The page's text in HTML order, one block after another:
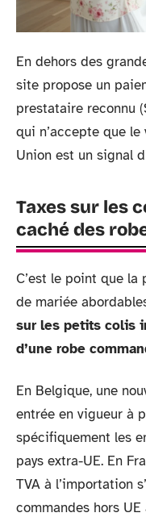
En dehors des
site propose un
prestataire reconnu
qui n’accepte que
Union est un signal
Taxes sur les
caché des
C’est le point que
de mariée
sur les petits colis
d’une robe
En Belgique, une
entrée en vigueur à
spécifiquement les
pays extra-UE. En
TVA à l’importation
commandes hors